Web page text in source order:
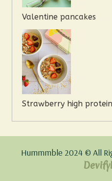
Valentine pancakes
Strawberry high
Hummmble 2024 © All